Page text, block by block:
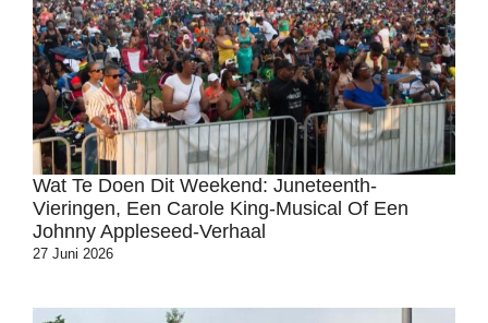
Wat Te Doen Dit Weekend: Juneteenth-
Vieringen, Een Carole King-Musical Of Een
Johnny Appleseed-Verhaal
27 Juni 2026